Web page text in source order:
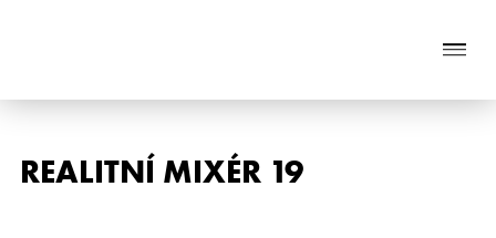
Naše služby
REALITNÍ MIXÉR 19